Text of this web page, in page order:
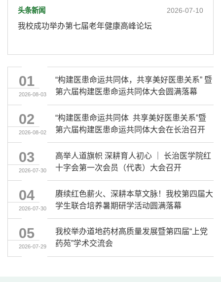
头条新闻 2026-07-10
我校成功举办第七届老年健康高峰论坛
头条新闻
“构建医患命运共同体 共享美好医患关系”暨第六届构
建医患命运共同体大会在长治召开
头条新闻
中国环境诱变剂学会三致专委会年会暨太行健康产业
发展论坛在长治成功举办
头条新闻 2026-07-10
我校成功举办第七届老年健康高峰论坛
头条新闻
“构建医患命运共同体 共享美好医患关系”暨第六届构
建医患命运共同体大会在长治召开
01
2026-08-03
“构建医患命运共同体，共享美好医患关系” 暨
第六届构建医患命运共同体大会圆满落幕
8月2日，为期3天的“构建医患命运共同体 共享美好医患关系”暨第六届构建医患命运共同体大会圆满闭幕。大会以医学人文为底色，汇聚国内外医学界、伦理学界、科技界、法律界专家学者与一线医务工作者、患者，共商医患和谐长效路径，擘画医患命运共同体建设新蓝图。闭幕式上，承办方代表、长治医学院附属和平医院党委书记、院长张文平，将会旗郑重移交第七届承办方代表、玉溪市中山医院党委副书记闫若玉。旗帜传递，象征着责任接续与使命传承，...
02
2026-08-02
“构建医患命运共同体 共享美好医患关系”暨
第六届构建医患命运共同体大会在长治召开
8月1日上午，由长治医学院、《中国医学伦理学》杂志、中国抗癌协会、中国卫生法学会、白求恩精神研讨会、西安交通大学医学部、北京大学医学人文学院、上海市医学伦理学会等8家单位联合主办，长治医学院附属和平医院、长治医学院附属和济医院、长治医学院马克思主义学院、长治医学院护理学院、长治医学院医学人文与音乐治疗系、长治医学院附属长治市人民医院、长治市云峰医院、长治市第二人民医院等8家单位承办及80家单位协办的“构建医患命运共同体 ...
03
2026-07-30
高举人道旗帜 深耕育人初心 ｜ 长治医学院红
十字会第一次会员（代表）大会召开
7月28日，长治医学院红十字会第一次会员（代表）大会召开。长治市红十字会党组书记、专职副会长丁向东，市红十字会党组成员、副会长张峥嵘出席；校党委副书记郑金平，党委办公室主任邢育宏、学生工作部部长裴振及全体会员代表参会。会议由学工部副部长郜国叶主持。会上，全体会员代表依法行使民主权利，经充分酝酿、无记名投票，选举校党委副书记郑金平为校红十字会首任会长，党委办公室主任邢育宏为副会长；大会同步表决通过学生工作部部长裴振担任秘书长。...
04
2026-07-30
赓续红色薪火、深耕本草文脉！我校第四届大
学生联合培养暑期研学活动圆满落幕
为深化校际协同育人机制，创新医学人才培养模式，促进中医药文化传承与产业创新发展，7月23日至28日，由我校主办，中南大学、中国药科大学、长治医学院三校联合开展的第四届大学生联合培养暑期研学活动在长治举行。三校29名师生齐聚上党大地，以“赓续红色薪火、深耕本草文脉”为主题，通过生态考察、产业调研、学术研讨、红色研学四维实践，完成一场知行合一、沉浸式的暑期研学历练。启动仪式在科技楼1号会议室举行，研学活动正式拉开帷幕。...
05
2026-07-29
我校举办道地药材高质量发展暨第四届“上党
药苑”学术交流会
7月25日至27日，道地药材高质量发展暨第四届“上党药苑”学术交流会在我校举办。本次会议由山西省药学会主办、我校承办，大会以“八秩砺行·药韵上党赋能道地药材与药学研究高质量发展”为主题，搭建起省内外药学、中药学领域学术交流平台。校党委书记王金胜、山西省药学会秘书长王世伟出席开幕式并致辞。来自中国中医科学院、中国药科大学、中南大学、首都医科大学、山西大学、山西中医药大学、甘肃农业大学等十余所高校及科研院所专家学者，...